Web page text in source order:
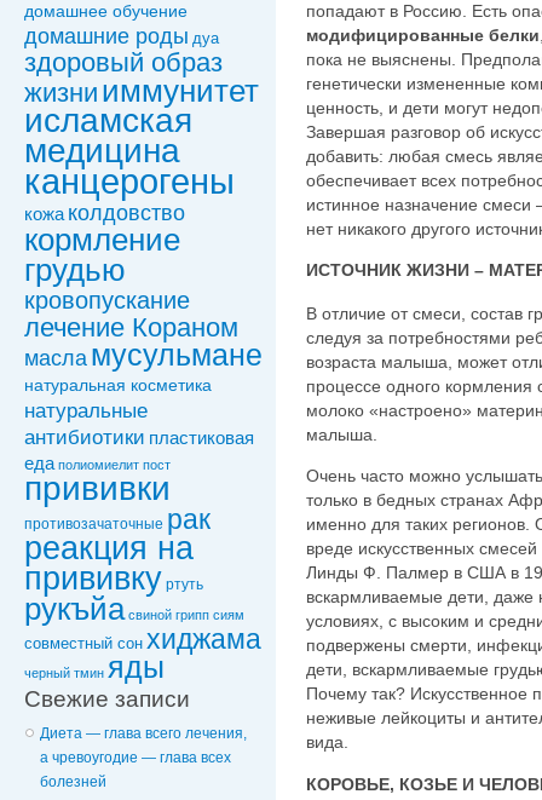
домашнее обучение
домашние роды дуа
здоровый образ
жизни иммунитет
исламская
медицина
канцерогены
кожа колдовствo
кормление
грудью
кровопускание
лечение Кораном
масла мусульмане
натуральная косметика
натуральные
антибиотики пластиковая
еда полиомиелит пост
прививки
противозачаточные рак
реакция на
прививку ртуть
рукъйа свиной грипп сиям
совместный сон хиджама
черный тмин яды
Свежие записи
Диета — глава всего лечения,
а чревоугодие — глава всех
болезней
попадают в Россию. Есть
модифицированные белки
пока не выяснены.
генетически измененные
ценность, и дети могут
Завершая разговор об
добавить: любая смесь
обеспечивает всех
истинное назначение смеси
нет никакого другого
ИСТОЧНИК ЖИЗНИ –
В отличие от смеси, состав
следуя за потребностями
возраста малыша, может
процессе одного кормления
молоко «настроено»
малыша.
Очень часто можно
только в бедных странах
именно для таких
вреде искусственных
Линды Ф. Палмер в США в
вскармливаемые дети, даже
условиях, с высоким и
подвержены смерти,
дети, вскармливаемые
Почему так? Искусственное
неживые лейкоциты и
вида.
КОРОВЬЕ, КОЗЬЕ И